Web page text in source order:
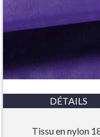
DÉTAILS
Tissu en nylon